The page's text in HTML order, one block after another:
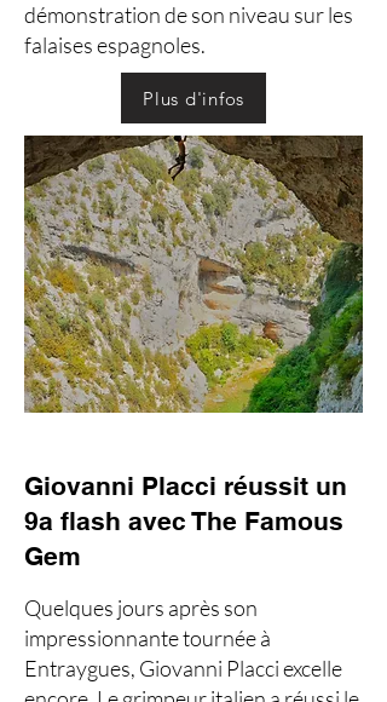
démonstration de son niveau sur les
falaises espagnoles.
Plus d'infos
Giovanni Placci réussit un
9a flash avec The Famous
Gem
Quelques jours après son
impressionnante tournée à
Entraygues, Giovanni Placci excelle